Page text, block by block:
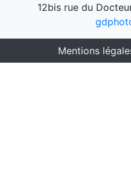
12bis rue du
Mentions